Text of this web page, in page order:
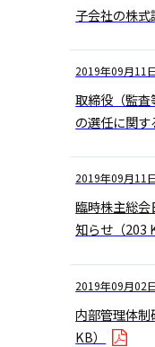
子会社の株
2019年09月11
取締役（監
の選任に関
2019年09月11
臨時株主総
知らせ （203
2019年09月02
内部管理体
KB）